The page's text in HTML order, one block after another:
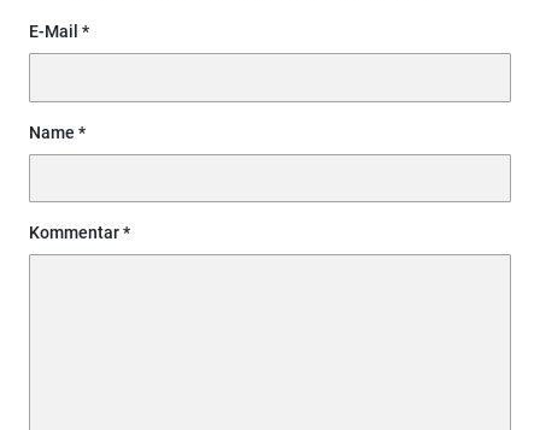
E-Mail
Name
Kommentar